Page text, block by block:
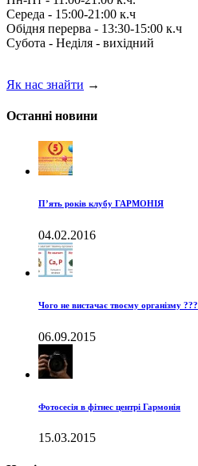
Середа - 15:00-21:00 к.ч
Обідня перерва - 13:30-15:00 к.ч
Субота - Неділя - вихідний
Як нас знайти →
Останні новини
П’ять років клубу ГАРМОНІЯ
04.02.2016
Чого не вистачає твоєму організму ???
06.09.2015
Фотосесія в фітнес центрі Гармонія
15.03.2015